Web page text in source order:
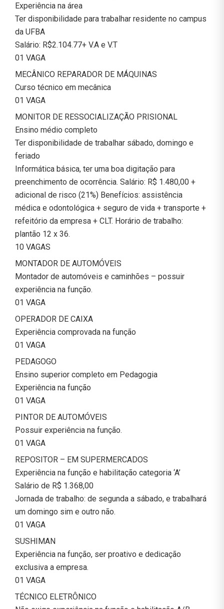
Experiência na área
Ter disponibilidade para trabalhar residente no campus
da UFBA
Salário: R$2.104.77+ V.A e V.T
01 VAGA
MECÂNICO REPARADOR DE MÁQUINAS
Curso técnico em mecânica
01 VAGA
MONITOR DE RESSOCIALIZAÇÃO PRISIONAL
Ensino médio completo
Ter disponibilidade de trabalhar sábado, domingo e
feriado
Informática básica, ter uma boa digitação para
preenchimento de ocorrência. Salário: R$ 1.480,00 +
adicional de risco (21%) Benefícios: assistência
médica e odontológica + seguro de vida + transporte +
refeitório da empresa + CLT. Horário de trabalho:
plantão 12 x 36.
10 VAGAS
MONTADOR DE AUTOMÓVEIS
Montador de automóveis e caminhões – possuir
experiência na função.
01 VAGA
OPERADOR DE CAIXA
Experiência comprovada na função
01 VAGA
PEDAGOGO
Ensino superior completo em Pedagogia
Experiência na função
01 VAGA
PINTOR DE AUTOMÓVEIS
Possuir experiência na função.
01 VAGA
REPOSITOR – EM SUPERMERCADOS
Experiência na função e habilitação categoria ‘A’
Salário de R$ 1.368,00
Jornada de trabalho: de segunda a sábado, e trabalhará
um domingo sim e outro não.
01 VAGA
SUSHIMAN
Experiência na função, ser proativo e dedicação
exclusiva a empresa.
01 VAGA
TÉCNICO ELETRÔNICO